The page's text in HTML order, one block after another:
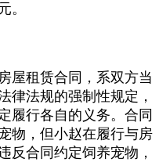
。
屋租赁合同，系双方当
律法规的强制性规定，
履行各自的义务。合同
物，但小赵在履行与房
反合同约定饲养宠物，